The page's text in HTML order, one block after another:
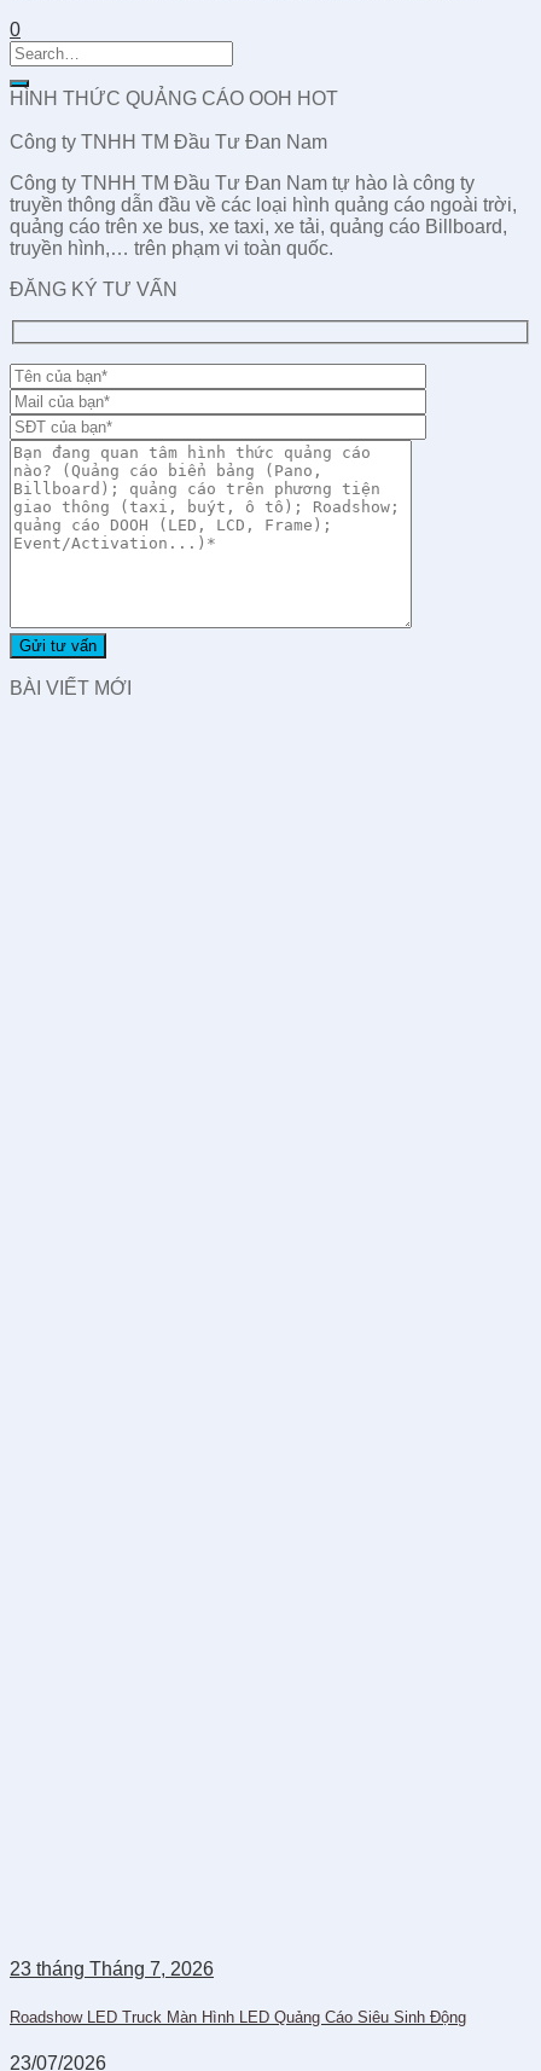
0
HÌNH THỨC QUẢNG CÁO OOH HOT
Công ty TNHH TM Đầu Tư Đan Nam
Công ty TNHH TM Đầu Tư Đan Nam tự hào là công ty
truyền thông dẫn đầu về các loại hình quảng cáo ngoài trời,
quảng cáo trên xe bus, xe taxi, xe tải, quảng cáo Billboard,
truyền hình,… trên phạm vi toàn quốc.
ĐĂNG KÝ TƯ VẤN
BÀI VIẾT MỚI
23 tháng Tháng 7, 2026
Roadshow LED Truck Màn Hình LED Quảng Cáo Siêu Sinh Động
23/07/2026